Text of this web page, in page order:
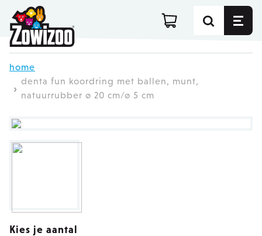
Ga direct door naar de inhoud
home
denta fun koordring met ballen, munt,
natuurrubber ø 20 cm/ø 5 cm
Kies je aantal